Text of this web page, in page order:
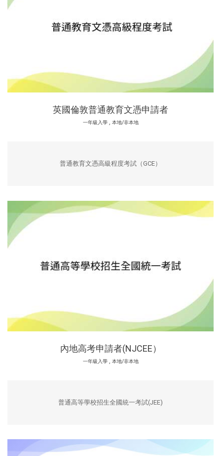
英國倫敦普通教育文憑申請者
一年級入學, 本地/非本地
普通教育文憑高級程度考試（GCE）
內地高考申請者(NJCEE）
一年級入學, 本地/非本地
普通高等學校招生全國統一考試(JEE)